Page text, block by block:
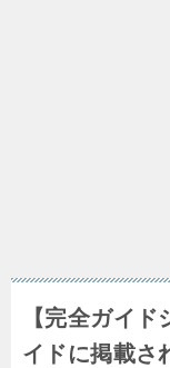
【完全ガイ
イドに掲載さ